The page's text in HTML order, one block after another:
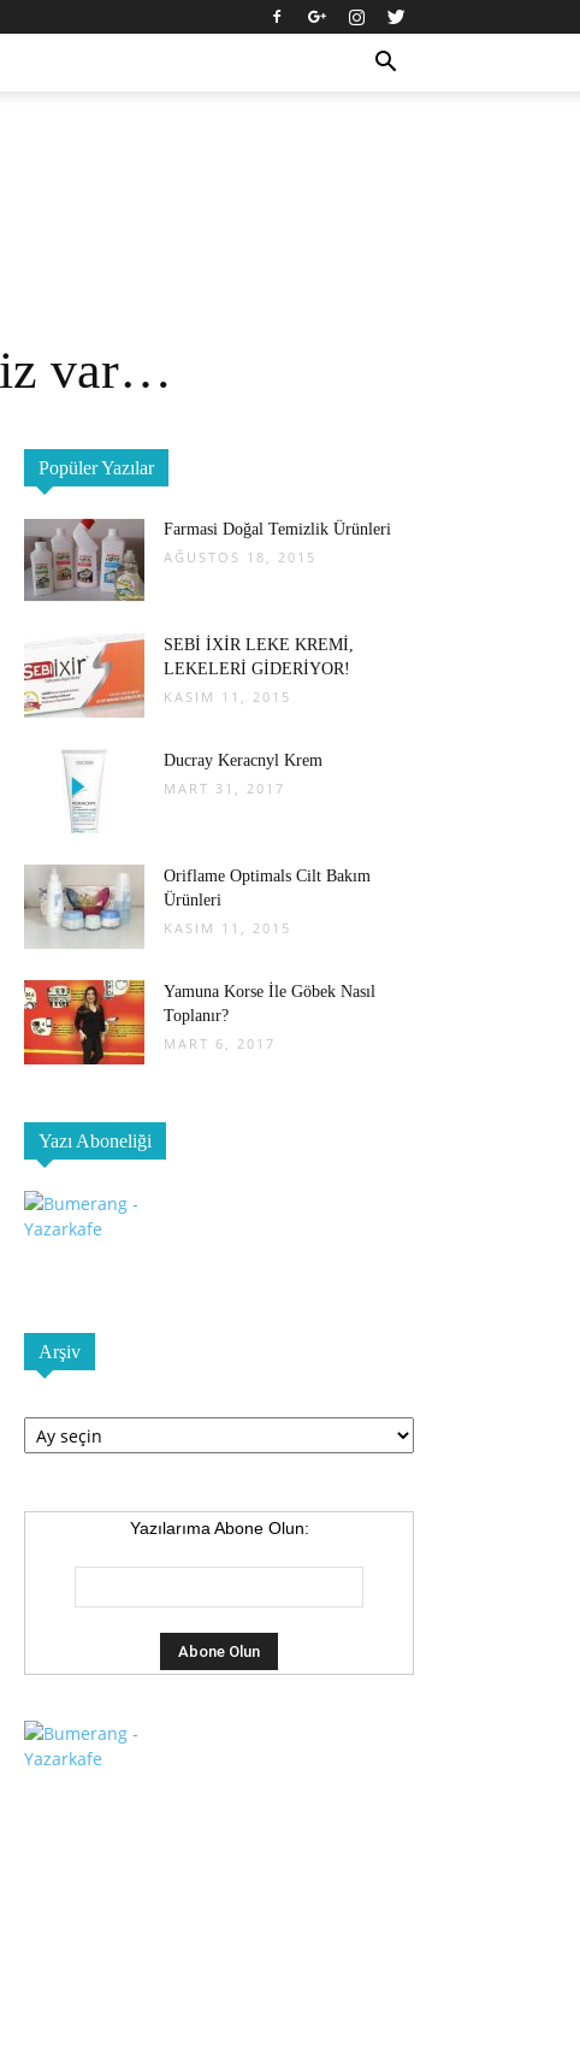
var…
Popüler Yazılar
Farmasi Doğal Temizlik Ürünleri
AĞUSTOS 18, 2015
SEBİ İXİR LEKE KREMİ,
LEKELERİ GİDERİYOR!
KASIM 11, 2015
Ducray Keracnyl Krem
MART 31, 2017
Oriflame Optimals Cilt Bakım
Ürünleri
KASIM 11, 2015
Yamuna Korse İle Göbek Nasıl
Toplanır?
MART 6, 2017
Yazı Aboneliği
Arşiv
Arşiv
Yazılarıma Abone Olun: